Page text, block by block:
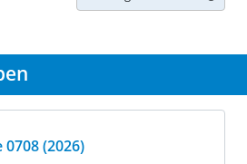
0708 (2026)